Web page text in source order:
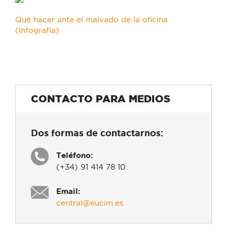
Qué hacer ante el malvado de la oficina
(Infografía)
CONTACTO PARA MEDIOS
Dos formas de contactarnos:
Teléfono:
(+34) 91 414 78 10
Email:
central@eucim.es